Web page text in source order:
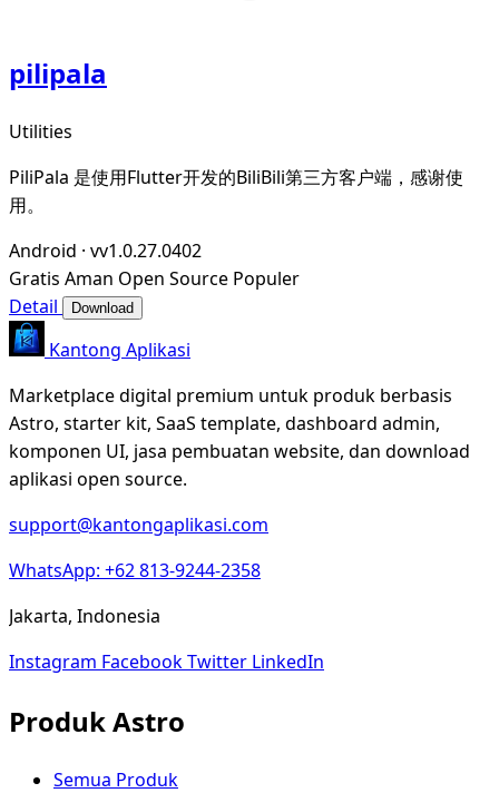
pilipala
Utilities
PiliPala 是使用Flutter开发的BiliBili第三方客户端，感谢使
用。
Android · vv1.0.27.0402
Gratis Aman Open Source Populer
Detail
Download
Kantong Aplikasi
Marketplace digital premium untuk produk berbasis
Astro, starter kit, SaaS template, dashboard admin,
komponen UI, jasa pembuatan website, dan download
aplikasi open source.
support@kantongaplikasi.com
WhatsApp: +62 813-9244-2358
Jakarta, Indonesia
Instagram FacebookTwitter LinkedIn
Produk Astro
Semua Produk